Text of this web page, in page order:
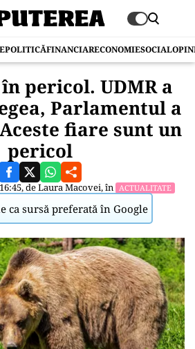
POLITICĂFINANCIARECONOMIESOCIAL
pericol. UDMR a
Parlamentul a
fiare sunt un
pericol
deLaura Macovei, în ACTUALITATE
ca sursă preferată în Google